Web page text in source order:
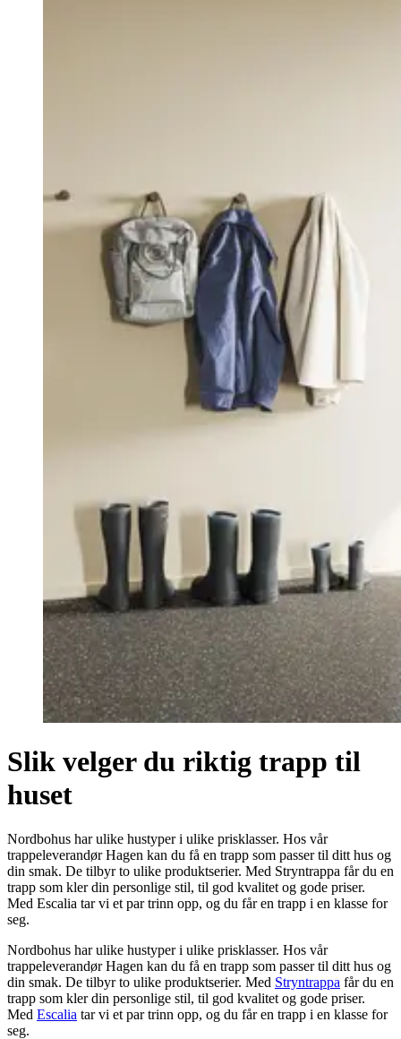
Slik velger du riktig trapp til
huset
Nordbohus har ulike hustyper i ulike prisklasser. Hos vår
trappeleverandør Hagen kan du få en trapp som passer til ditt hus og
din smak. De tilbyr to ulike produktserier. Med Stryntrappa får du en
trapp som kler din personlige stil, til god kvalitet og gode priser.
Med Escalia tar vi et par trinn opp, og du får en trapp i en klasse for
seg.
Nordbohus har ulike hustyper i ulike prisklasser. Hos vår
trappeleverandør Hagen kan du få en trapp som passer til ditt hus og
din smak. De tilbyr to ulike produktserier. Med Stryntrappa får du en
trapp som kler din personlige stil, til god kvalitet og gode priser.
Med Escalia tar vi et par trinn opp, og du får en trapp i en klasse for
seg.